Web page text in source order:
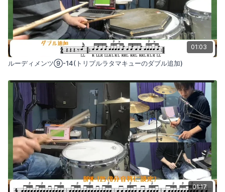
01:03
ルーディメンツ⑨-14(トリプルラタマキューのダブル追加)
01:17